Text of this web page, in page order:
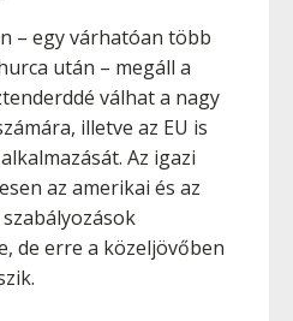
– egy várhatóan több
után – megáll a
válhat a nagy
illetve az EU is
Az igazi
az amerikai és az
de erre a közeljövőben